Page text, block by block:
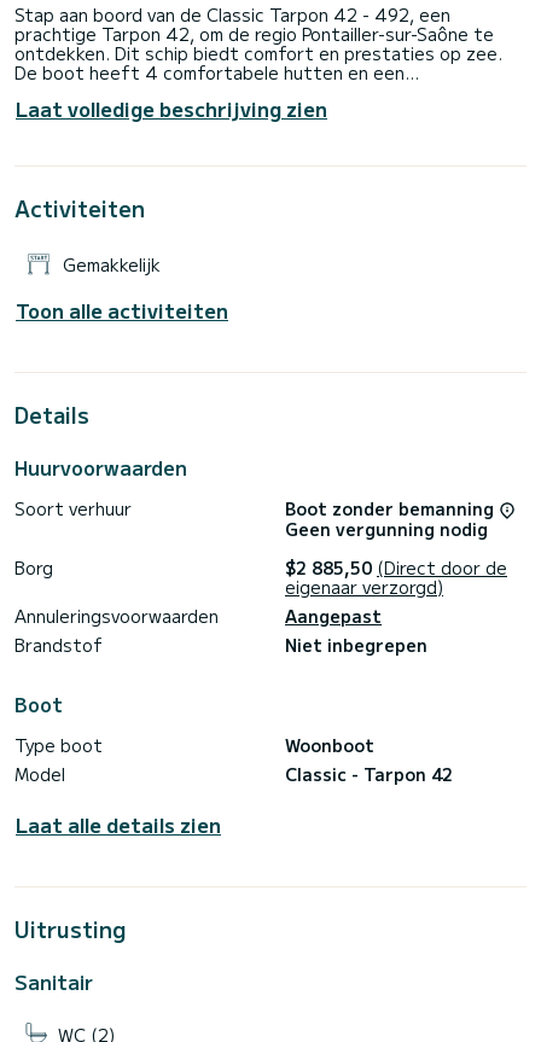
Stap aan boord van de Classic Tarpon 42 - 492, een
prachtige Tarpon 42, om de regio Pontailler-sur-Saône te
ontdekken. Dit schip biedt comfort en prestaties op zee.
De boot heeft 4 comfortabele hutten en een
12,93 meter is het uw beste bondgenoot voor een
buitengewone vakantie op het water in de omgeving van
worden rechtstreeks door SamBoat beheerd. Via het
Laat volledige beschrijving zien
Activiteiten
Gemakkelijk
Toon alle activiteiten
Details
Huurvoorwaarden
Soort verhuur
Boot zonder bemanning
Geen vergunning nodig
Borg
$2 885,50 (Direct door de
eigenaar verzorgd)
Annuleringsvoorwaarden
Aangepast
Brandstof
Niet inbegrepen
Boot
Type boot
Woonboot
Model
Classic - Tarpon 42
Laat alle details zien
Uitrusting
Sanitair
WC (2)